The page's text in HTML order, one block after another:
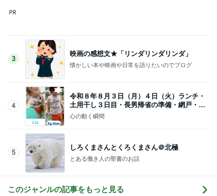
3
映画の感想文★「リンダリンダリンダ」
懐かしい本や映画や日常を語りたいのでブログ
4
令和８年８月３日（月）４日（火）ランチ・
土用干し３日目・長男帰省の準備・網戸・４
位
心の動く瞬間
5
しろくまさんとくろくまさん＠北極
とある働き人の聖書のお話
このジャンルの記事をもっと見る